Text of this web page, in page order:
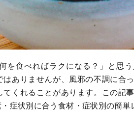
を食べればラクになる？」と思
ありませんが、風邪の不調に合
くれることがあります。この記
症状別に合う食材・症状別の簡単